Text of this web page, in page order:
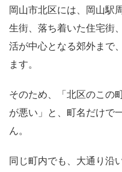
岡山市北区には、岡山駅
生街、落ち着いた住宅街
活が中心となる郊外まで
ます。
そのため、「北区のこの
が悪い」と、町名だけで
ん。
同じ町内でも、大通り沿